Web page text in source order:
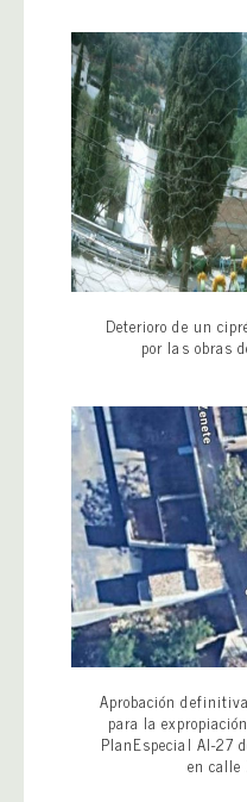
Deterioro de un
por las obras
Aprobación
para la
PlanEspecial AI-27
en calle